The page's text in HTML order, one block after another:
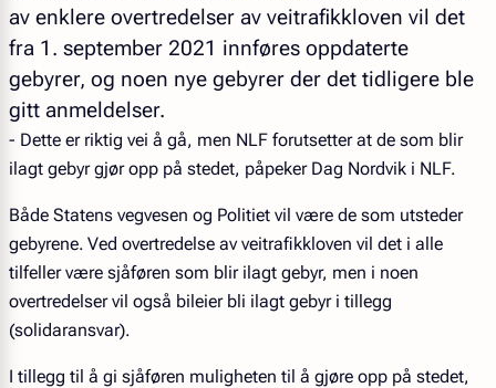
av enklere overtredelser av veitrafikkloven vil det
fra 1. september 2021 innføres oppdaterte
gebyrer, og noen nye gebyrer der det tidligere ble
gitt anmeldelser.
- Dette er riktig vei å gå, men NLF forutsetter at de som blir
ilagt gebyr gjør opp på stedet, påpeker Dag Nordvik i NLF.
Både Statens vegvesen og Politiet vil være de som utsteder
gebyrene. Ved overtredelse av veitrafikkloven vil det i alle
tilfeller være sjåføren som blir ilagt gebyr, men i noen
overtredelser vil også bileier bli ilagt gebyr i tillegg
(solidaransvar).
I tillegg til å gi sjåføren muligheten til å gjøre opp på stedet,